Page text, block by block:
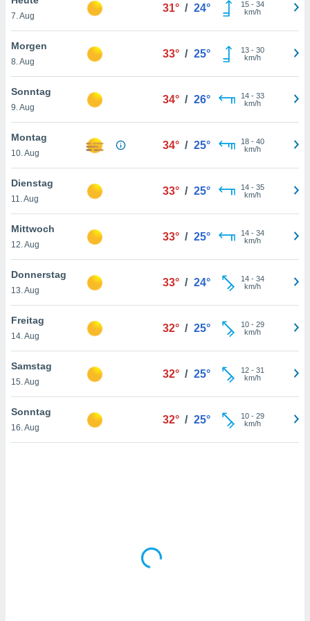
oder
Partner
es uns
das
der
Profil zu
Ihnen
finden
. Sie
jederzeit
Rand
7. Aug
31° / 24° 15- 34
km/h
Morgen
8. Aug
33° / 25° 13- 30
km/h
Sonntag
9. Aug
34° / 26° 14- 33
km/h
Montag
10. Aug
34° / 25° 18- 40
km/h
Dienstag
11. Aug
33° / 25° 14- 35
km/h
Mittwoch
12. Aug
33° / 25° 14- 34
km/h
Donnerstag
13. Aug
33° / 24° 14- 34
km/h
Freitag
14. Aug
32° / 25° 10- 29
km/h
Samstag
15. Aug
32° / 25° 12- 31
km/h
Sonntag
16. Aug
32° / 25° 10- 29
km/h